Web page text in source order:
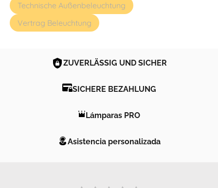
Technische Außenbeleuchtung
Vertrag Beleuchtung
ZUVERLÄSSIG UND SICHER
SICHERE BEZAHLUNG
Lámparas PRO
Asistencia personalizada